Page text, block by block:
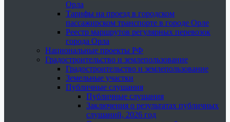
Орла
Тарифы на проезд в городском
пассажирском транспорте в городе Орле
Реестр маршрутов регулярных перевозок
города Орла
Национальные проекты РФ
Градостроительство и землепользование
Градостроительство и землепользование
Земельные участки
Публичные слушания
Публичные слушания
Заключения о результатах публичных
слушаний, 2026 год